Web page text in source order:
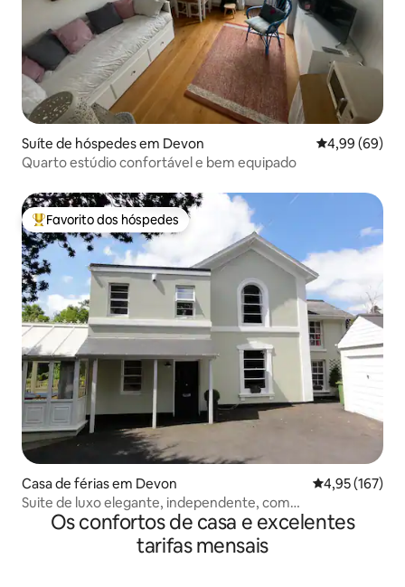
Suíte de hóspedes em Devon Classificação
4,99 (69)
Quarto estúdio confortável e bem equipado
Favoritos dos hóspedes mais apreciados
Favorito dos hóspedes
Casa de férias em Devon Classificação
4,95 (167)
Suite de luxo elegante, independente, com
estacionamento
Os confortos de casa e excelentes
tarifas mensais